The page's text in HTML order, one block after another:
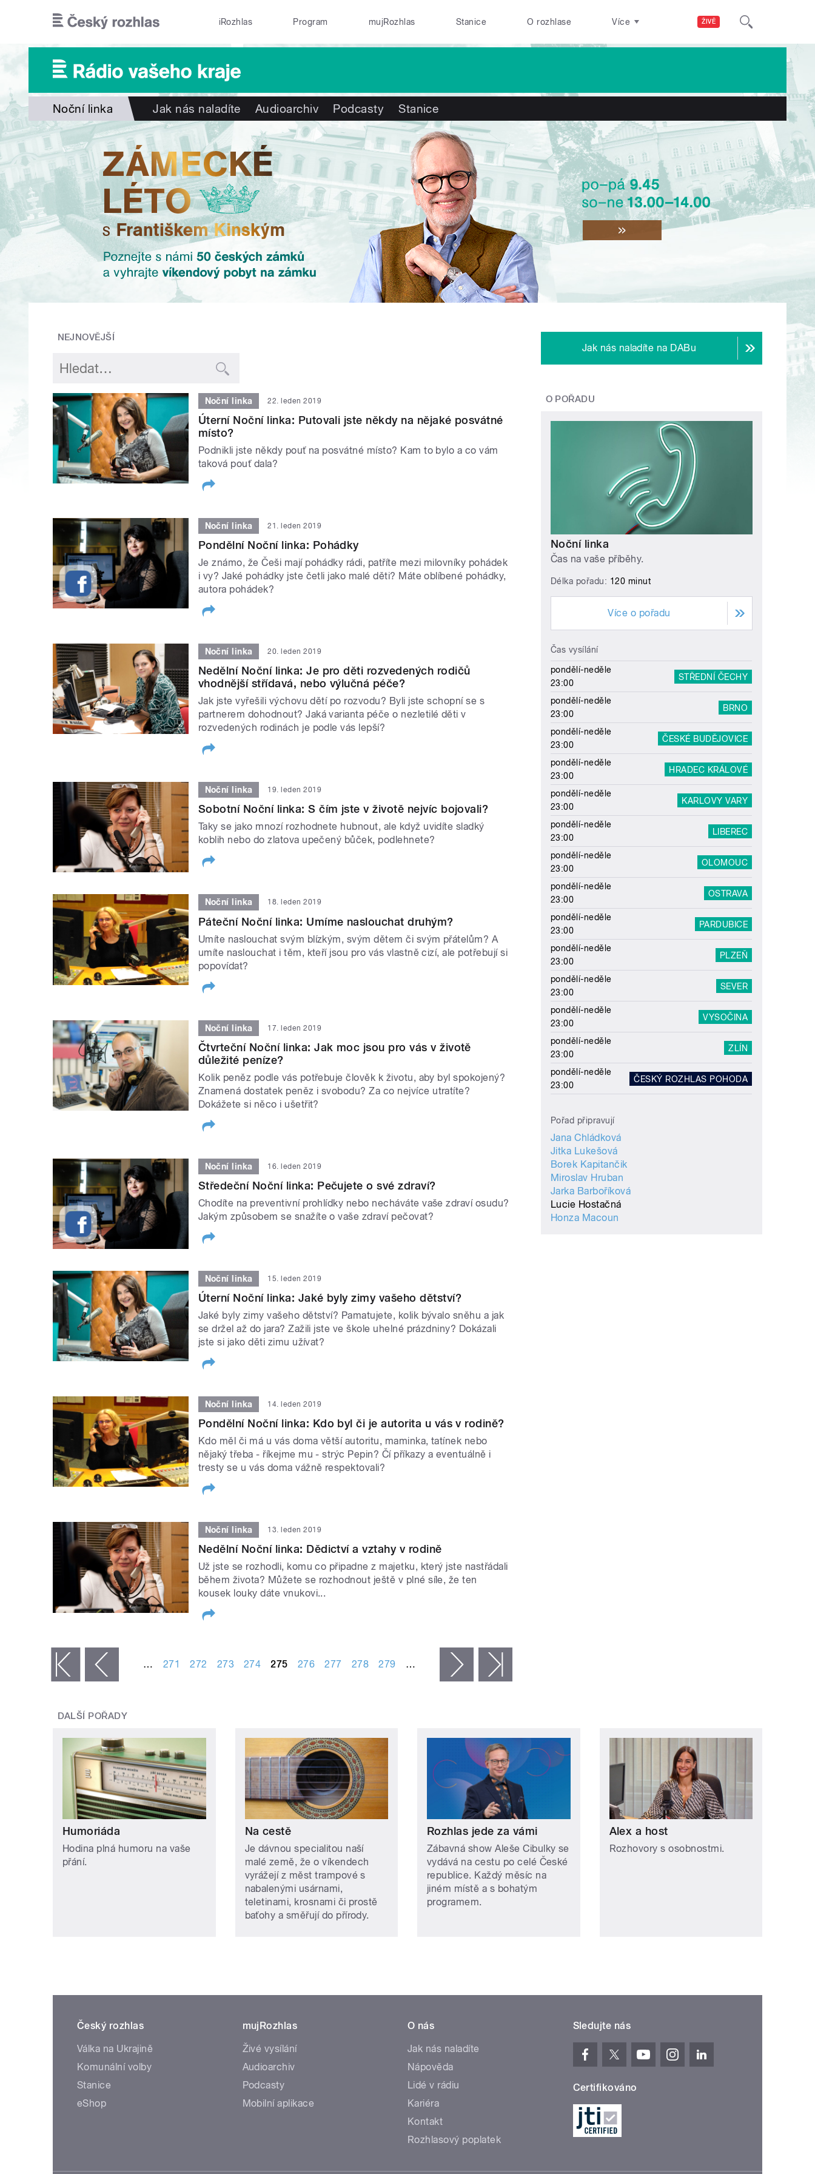
ŽIVĚ
iRozhlas Program mujRozhlas Stanice O rozhlase Více
Noční linka Jak nás naladíte Audioarchiv Podcasty Stanice
NEJNOVĚJŠÍ
Noční linka 22. leden 2019
Úterní Noční linka: Putovali jste někdy na nějaké posvátné
místo?
Podnikli jste někdy pouť na posvátné místo? Kam to bylo a co vám
taková pouť dala?
Noční linka 21. leden 2019
Pondělní Noční linka: Pohádky
Je známo, že Češi mají pohádky rádi, patříte mezi milovníky pohádek
i vy? Jaké pohádky jste četli jako malé děti? Máte oblíbené pohádky,
autora pohádek?
Noční linka 20. leden 2019
Nedělní Noční linka: Je pro děti rozvedených rodičů
vhodnější střídavá, nebo výlučná péče?
Jak jste vyřešili výchovu dětí po rozvodu? Byli jste schopní se s
partnerem dohodnout? Jaká varianta péče o nezletilé děti v
rozvedených rodinách je podle vás lepší?
Noční linka 19. leden 2019
Sobotní Noční linka: S čím jste v životě nejvíc bojovali?
Taky se jako mnozí rozhodnete hubnout, ale když uvidíte sladký
koblih nebo do zlatova upečený bůček, podlehnete?
Noční linka 18. leden 2019
Páteční Noční linka: Umíme naslouchat druhým?
Umíte naslouchat svým blízkým, svým dětem či svým přátelům? A
umíte naslouchat i těm, kteří jsou pro vás vlastně cizí, ale potřebují si
popovídat?
Noční linka 17. leden 2019
Čtvrteční Noční linka: Jak moc jsou pro vás v životě
důležité peníze?
Kolik peněz podle vás potřebuje člověk k životu, aby byl spokojený?
Znamená dostatek peněz i svobodu? Za co nejvíce utratíte?
Dokážete si něco i ušetřit?
Noční linka 16. leden 2019
Středeční Noční linka: Pečujete o své zdraví?
Chodíte na preventivní prohlídky nebo necháváte vaše zdraví osudu?
Jakým způsobem se snažíte o vaše zdraví pečovat?
Noční linka 15. leden 2019
Úterní Noční linka: Jaké byly zimy vašeho dětství?
Jaké byly zimy vašeho dětství? Pamatujete, kolik bývalo sněhu a jak
se držel až do jara? Zažili jste ve škole uhelné prázdniny? Dokázali
jste si jako děti zimu užívat?
Noční linka 14. leden 2019
Pondělní Noční linka: Kdo byl či je autorita u vás v rodině?
Kdo měl či má u vás doma větší autoritu, maminka, tatínek nebo
nějaký třeba - říkejme mu - strýc Pepin? Čí příkazy a eventuálně i
tresty se u vás doma vážně respektovali?
Noční linka 13. leden 2019
Nedělní Noční linka: Dědictví a vztahy v rodině
Už jste se rozhodli, komu co připadne z majetku, který jste nastřádali
během života? Můžete se rozhodnout ještě v plné síle, že ten
kousek louky dáte vnukovi...
‹ předchozí … 271 272 273 274 275 276 277 278 279 … následující ›
Jak nás naladíte na DABu
O POŘADU
Noční linka
Čas na vaše příběhy.
Délka pořadu: 120 minut
Více o pořadu
Čas vysílání
pondělí-neděle
23:00
STŘEDNÍ ČECHY
pondělí-neděle
23:00
BRNO
pondělí-neděle
23:00
ČESKÉ BUDĚJOVICE
pondělí-neděle
23:00
HRADEC KRÁLOVÉ
pondělí-neděle
23:00
KARLOVY VARY
pondělí-neděle
23:00
LIBEREC
pondělí-neděle
23:00
OLOMOUC
pondělí-neděle
23:00
OSTRAVA
pondělí-neděle
23:00
PARDUBICE
pondělí-neděle
23:00
PLZEŇ
pondělí-neděle
23:00
SEVER
pondělí-neděle
23:00
VYSOČINA
pondělí-neděle
23:00
ZLÍN
pondělí-neděle
23:00
ČESKÝ ROZHLAS POHODA
Pořad připravují
Jana Chládková
Jitka Lukešová
Borek Kapitančik
Miroslav Hruban
Jarka Barboříková
Lucie Hostačná
Honza Macoun
DALŠÍ POŘADY
Humoriáda
Hodina plná humoru na vaše
přání.
Na cestě
Je dávnou specialitou naší
malé země, že o víkendech
vyrážejí z měst trampové s
nabalenými usárnami,
teletinami, krosnami či prostě
baťohy a směřují do přírody.
Rozhlas jede za vámi
Zábavná show Aleše Cibulky se
vydává na cestu po celé České
republice. Každý měsíc na
jiném místě a s bohatým
programem.
Alex a host
Rozhovory s osobnostmi.
Český rozhlas
Válka na Ukrajině
Komunální volby
Stanice
eShop
mujRozhlas
Živé vysílání
Audioarchiv
Podcasty
Mobilní aplikace
O nás
Jak nás naladíte
Nápověda
Lidé v rádiu
Kariéra
Kontakt
Rozhlasový poplatek
Sledujte nás
Certifikováno